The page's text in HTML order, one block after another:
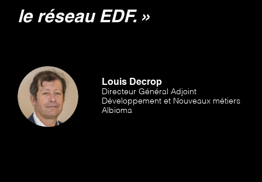
le réseau EDF. »
Louis Decrop
Directeur Général Adjoint
Développement et Nouveaux métiers
Albioma